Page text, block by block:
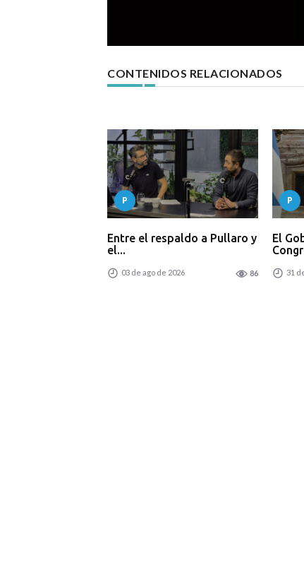
CONTENIDOS RELACIONADOS
P
Entre el respaldo a Pullaro y
el...
03 de ago de 2026 86
P
El
31